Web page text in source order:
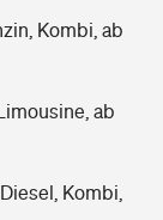
Kombi, ab
ab
Kombi,